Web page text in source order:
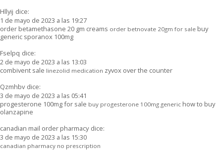
Hllyij dice:
1 de mayo de 2023 a las 19:27
order betamethasone 20 gm creams order betnovate 20gm for sale buy
generic sporanox 100mg
Fselpq dice:
2 de mayo de 2023 a las 13:03
combivent sale linezolid medication zyvox over the counter
Qzmhbv dice:
3 de mayo de 2023 a las 05:41
progesterone 100mg for sale buy progesterone 100mg generic how to buy
olanzapine
canadian mail order pharmacy dice:
3 de mayo de 2023 a las 15:30
canadian pharmacy no prescription